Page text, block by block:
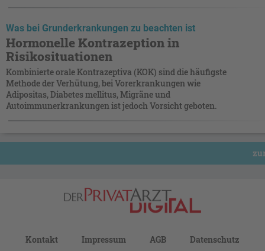
Was bei Grunderkrankungen zu beachten ist
Hormonelle Kontrazeption in
Risikosituationen
Kombinierte orale Kontrazeptiva (KOK) sind die häufigste
Methode der Verhütung, bei Vorerkrankungen wie
Adipositas, Diabetes mellitus, Migräne und
Autoimmunerkrankungen ist jedoch Vorsicht geboten.
Kontakt Impressum AGB Datenschutz